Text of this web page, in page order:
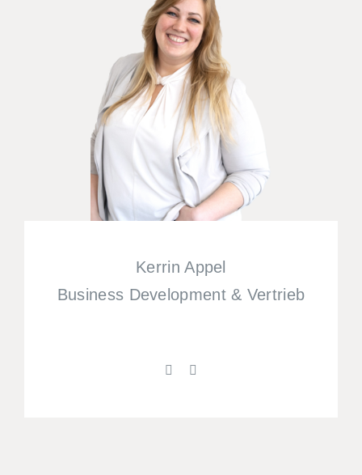
Kerrin Appel
Business Development & Vertrieb